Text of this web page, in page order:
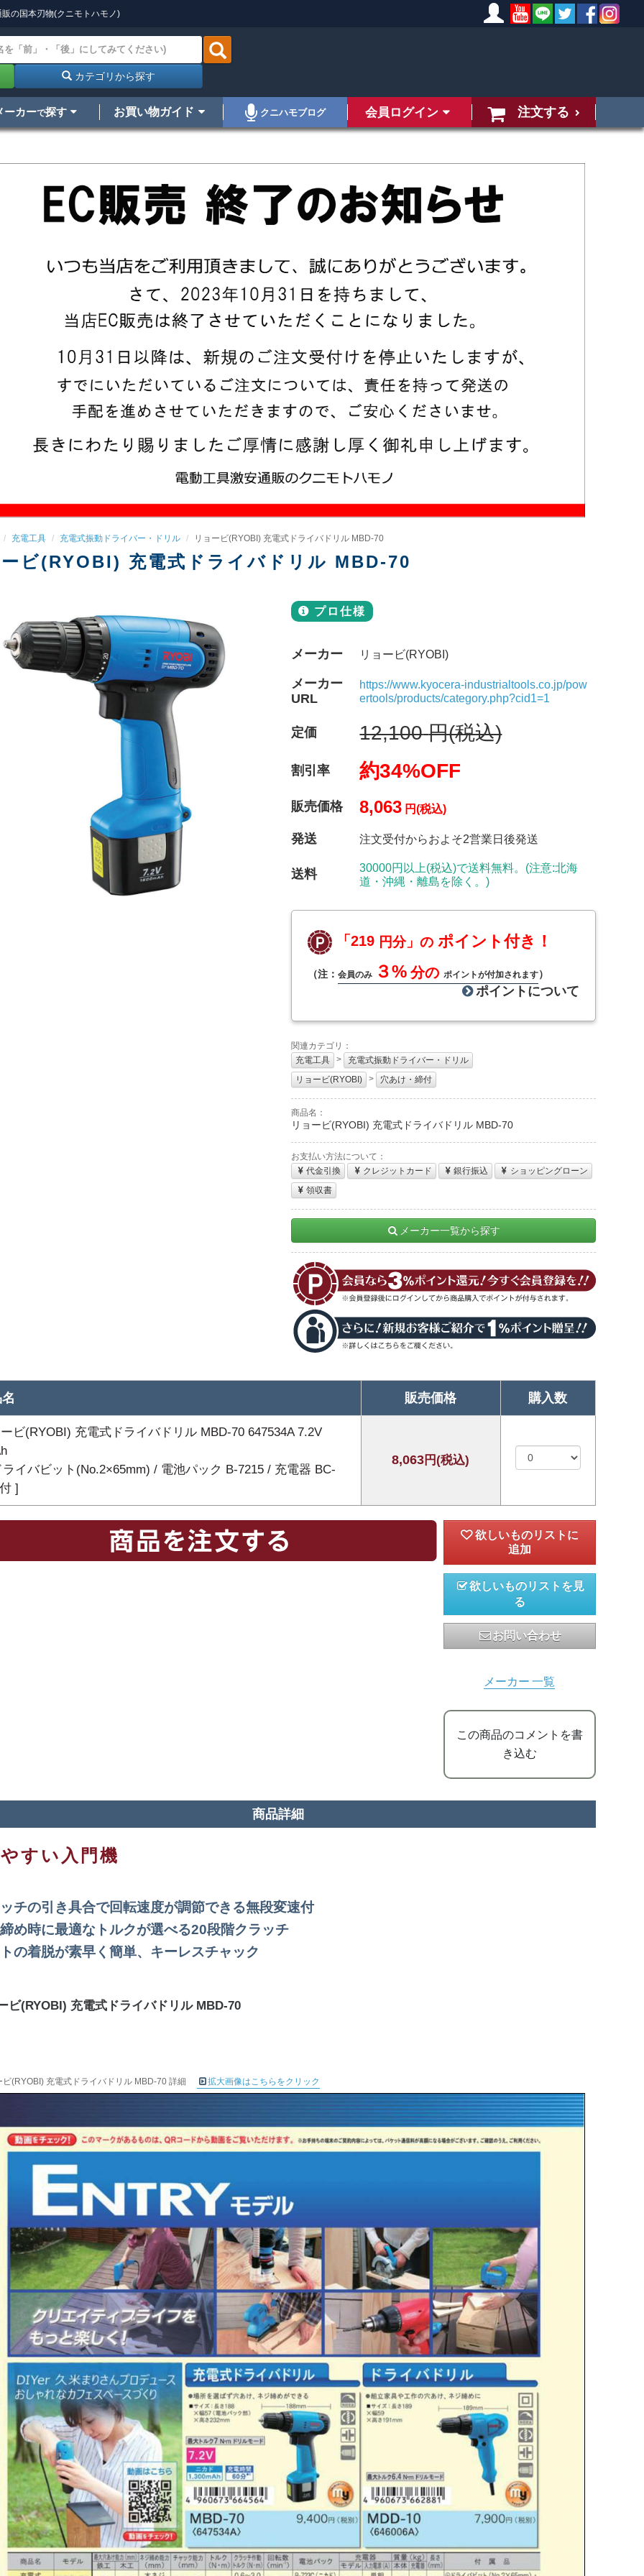
の国本刃物(クニモトハモノ)
カテゴリから探す
ーカーで探す お買い物ガイド クニハモブログ 会員ログイン 注文する
充電工具 充電式振動ドライバー・ドリル リョービ(RYOBI) 充電式ドライバドリル MBD-70
ービ(RYOBI) 充電式ドライバドリル MBD-70
プロ仕様
メーカー リョービ(RYOBI)
メーカー
URL
https://www.kyocera-industrialtools.co.jp/pow
ertools/products/category.php?cid1=1
定価 12,100 円(税込)
割引率 約34%OFF
販売価格 8,063 円(税込)
発送 注文受付からおよそ2営業日後発送
送料
30000円以上(税込)で送料無料。(注意:北海
道・沖縄・離島を除く。)
「219 円分」のポイント付き！
（注： 会員のみ ３% 分のポイントが付加されます）
ポイントについて
関連カテゴリ：
充電工具
>
充電式振動ドライバー・ドリル
リョービ(RYOBI)
> 穴あけ・締付
商品名：
リョービ(RYOBI) 充電式ドライバドリル MBD-70
お支払い方法について：
代金引換
クレジットカード 銀行振込
ショッピングローン
領収書
メーカー一覧から探す
販売価格 購入数
ービ(RYOBI) 充電式ドライバドリル MBD-70 647534A 7.2V
ライバビット(No.2×65mm) / 電池パック B-7215 / 充電器 BC-
]
8,063円(税込)
欲しいものリストを見
る
お問い合わせ
メーカー 一覧
この商品のコメントを書
き込む
商品詳細
すい入門機
チの引き具合で回転速度が調節できる無段変速付
め時に最適なトルクが選べる20段階クラッチ
の着脱が素早く簡単、キーレスチャック
ビ(RYOBI) 充電式ドライバドリル MBD-70
ビ(RYOBI) 充電式ドライバドリル MBD-70 詳細 拡大画像はこちらをクリック